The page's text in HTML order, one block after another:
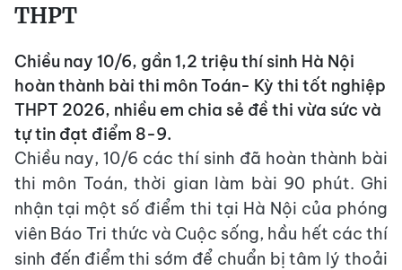
THPT
Chiều nay 10/6, gần 1,2 triệu thí sinh Hà Nội
hoàn thành bài thi môn Toán- Kỳ thi tốt nghiệp
THPT 2026, nhiều em chia sẻ đề thi vừa sức và
tự tin đạt điểm 8-9.
Chiều nay, 10/6 các thí sinh đã hoàn thành bài
thi môn Toán, thời gian làm bài 90 phút. Ghi
nhận tại một số điểm thi tại Hà Nội của phóng
viên Báo Tri thức và Cuộc sống, hầu hết các thí
sinh đến điểm thi sớm để chuẩn bị tâm lý thoải